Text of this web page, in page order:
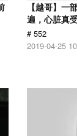
【越哥】一
遍，心脏真
# 552
2019-04-25